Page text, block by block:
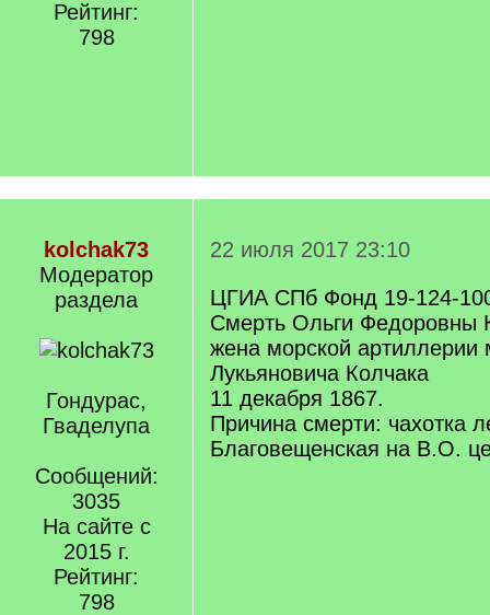
Рейтинг:
798
kolchak73
Модератор
раздела
Гондурас,
Гваделупа
Сообщений:
3035
На сайте с
2015 г.
Рейтинг:
798
22 июля 2017 23:10
ЦГИА СПб Фонд 19-124-
Смерть Ольги Федоровны
жена морской
Лукьяновича Колчака
11 декабря 1867.
Причина смерти: чахотка
Благовещенская на В.О.